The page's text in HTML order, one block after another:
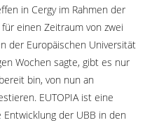
in Cergy im Rahmen der
einen Zeitraum von zwei
der Europäischen Universität
Wochen sagte, gibt es nur
bin, von nun an
EUTOPIA ist eine
der UBB in den